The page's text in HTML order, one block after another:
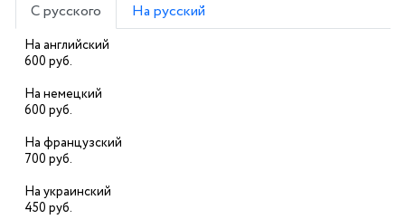
С русского На русский
На английский
600 руб.
На немецкий
600 руб.
На французский
700 руб.
На украинский
450 руб.